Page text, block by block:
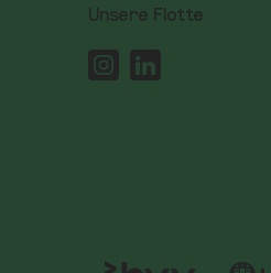
Unsere Flotte